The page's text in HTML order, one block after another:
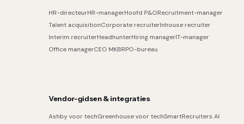
HR-directeurHR-managerHoofd P&ORecruitment-manager
Talent acquisitionCorporate recruiterInhouse recruiter
Interim recruiterHeadhunterHiring managerIT-manager
Office managerCEO MKBRPO-bureau
Vendor-gidsen & integraties
Ashby voor techGreenhouse voor techSmartRecruiters AI